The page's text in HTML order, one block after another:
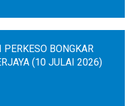
BONGKAR
(10 JULAI 2026)